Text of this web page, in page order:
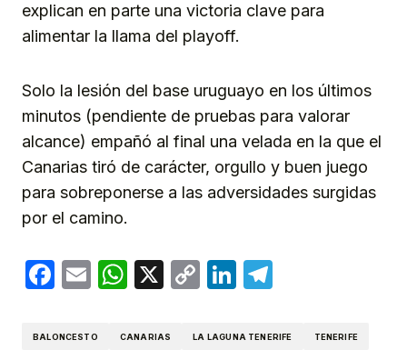
explican en parte una victoria clave para
alimentar la llama del playoff.
Solo la lesión del base uruguayo en los últimos
minutos (pendiente de pruebas para valorar
alcance) empañó al final una velada en la que el
Canarias tiró de carácter, orgullo y buen juego
para sobreponerse a las adversidades surgidas
por el camino.
Facebook
EmailWhatsApp
X
CopyLinkedIn
BALONCESTO CANARIAS LA LAGUNA TENERIFE TENERIFE